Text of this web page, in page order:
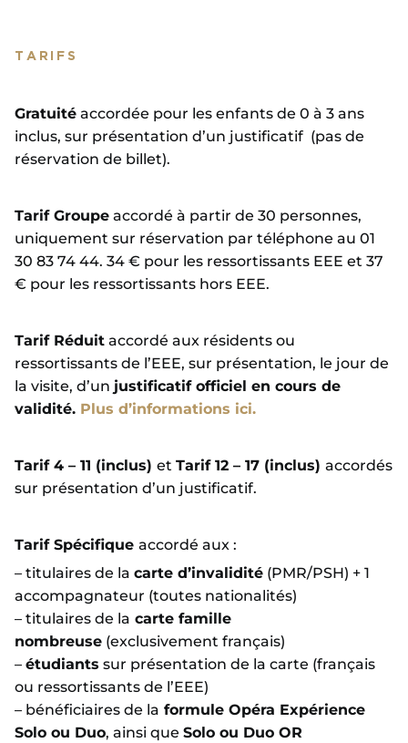
TARIFS
Gratuité accordée pour les enfants de 0 à 3 ans
inclus, sur présentation d’un justificatif (pas de
réservation de billet).
Tarif Groupe accordé à partir de 30 personnes,
uniquement sur réservation par téléphone au 01
30 83 74 44. 34 € pour les ressortissants EEE et 37
€ pour les ressortissants hors EEE.
Tarif Réduit accordé aux résidents ou
ressortissants de l’EEE, sur présentation, le jour de
la visite, d’un justificatif officiel en cours de
validité. Plus d’informations ici.
Tarif 4 – 11 (inclus) et Tarif 12 – 17 (inclus) accordés
sur présentation d’un justificatif.
Tarif Spécifique accordé aux :
– titulaires de la carte d’invalidité (PMR/PSH) + 1
accompagnateur (toutes nationalités)
– titulaires de la carte famille
nombreuse (exclusivement français)
– étudiants sur présentation de la carte (français
ou ressortissants de l’EEE)
– bénéficiaires de la formule Opéra Expérience
Solo ou Duo, ainsi que Solo ou Duo OR